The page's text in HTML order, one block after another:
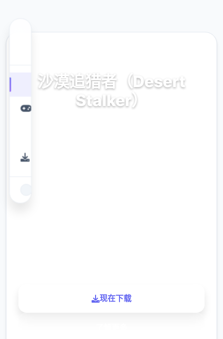
沙漠追猎者（Desert
Stalker）
现在下载